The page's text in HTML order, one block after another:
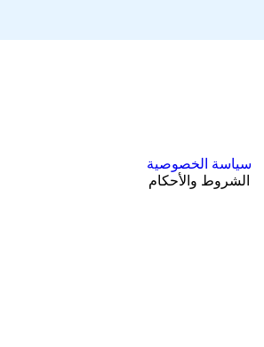
سياسة الخصوصية
الشروط والأحكام